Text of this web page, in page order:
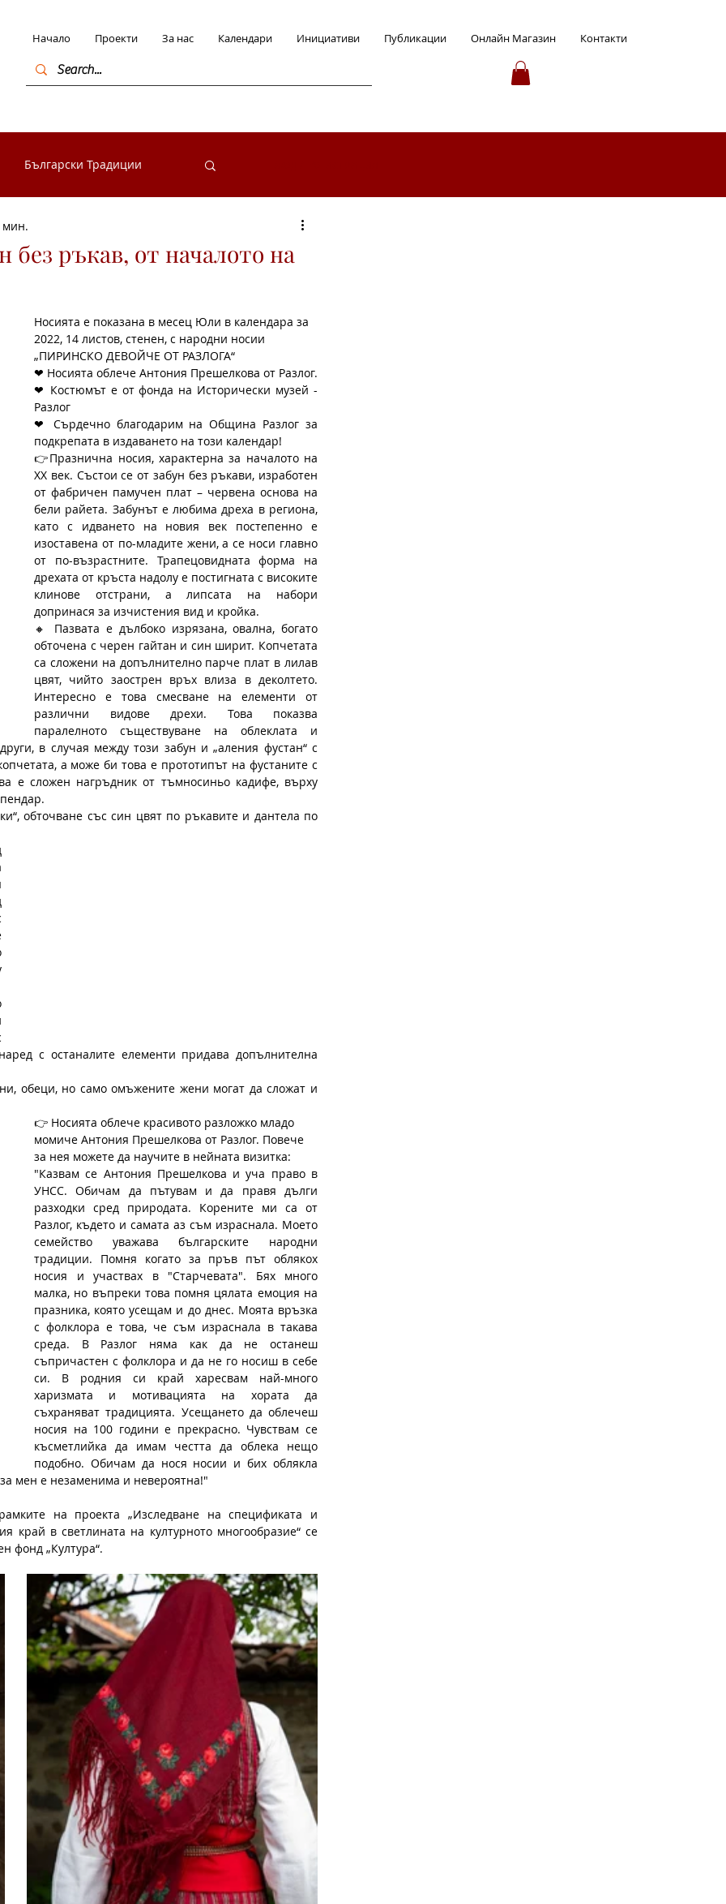
Начало Проекти За нас Календари Инициативи Публикации Онлайн Магазин Контакти
Български Традиции
без ръкав, от началото на
мин.
Носията е показана в месец Юли в календара за
2022, 14 листов, стенен, с народни носии
„ПИРИНСКО ДЕВОЙЧЕ ОТ РАЗЛОГА“
❤ Носията облече Антония Прешелкова от Разлог.
❤ Костюмът е от фонда на Исторически музей -
Разлог
❤ Сърдечно благодарим на Община Разлог за
подкрепата в издаването на този календар!
👉Празнична носия, характерна за началото на
ХХ век. Състои се от забун без ръкави, изработен
от фабричен памучен плат – червена основа на
бели райета. Забунът е любима дреха в региона,
като с идването на новия век постепенно е
изоставена от по-младите жени, а се носи главно
от по-възрастните. Трапецовидната форма на
дрехата от кръста надолу е постигната с високите
клинове отстрани, а липсата на набори
допринася за изчистения вид и кройка.
🔸 Пазвата е дълбоко изрязана, овална, богато
обточена с черен гайтан и син ширит. Копчетата
са сложени на допълнително парче плат в лилав
цвят, чийто заострен връх влиза в деколтето.
Интересно е това смесване на елементи от
различни видове дрехи. Това показва
паралелното съществуване на облеклата и
в случая между този забун и „аления фустан“ с
а може би това е прототипът на фустаните с
е сложен нагръдник от тъмносиньо кадифе, върху
обточване със син цвят по ръкавите и дантела по
с останалите елементи придава допълнителна
обеци, но само омъжените жени могат да сложат и
👉 Носията облече красивото разложко младо
момиче Антония Прешелкова от Разлог. Повече
за нея можете да научите в нейната визитка:
"Казвам се Антония Прешелкова и уча право в
УНСС. Обичам да пътувам и да правя дълги
разходки сред природата. Корените ми са от
Разлог, където и самата аз съм израснала. Моето
семейство уважава българските народни
традиции. Помня когато за пръв път облякох
носия и участвах в "Старчевата". Бях много
малка, но въпреки това помня цялата емоция на
празника, която усещам и до днес. Моята връзка
с фолклора е това, че съм израснала в такава
среда. В Разлог няма как да не останеш
съпричастен с фолклора и да не го носиш в себе
си. В родния си край харесвам най-много
харизмата и мотивацията на хората да
съхраняват традицията. Усещането да облечеш
носия на 100 години е прекрасно. Чувствам се
късметлийка да имам честта да облека нещо
подобно. Обичам да нося носии и бих облякла
мен е незаменима и невероятна!"
на проектa „Изследване на спецификата и
край в светлината на културното многообразие“ се
фонд „Култура“.